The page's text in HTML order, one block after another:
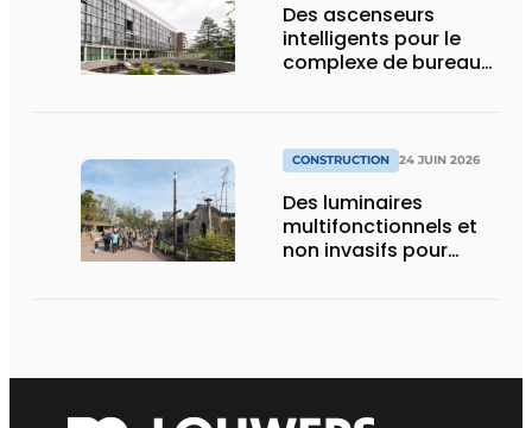
Des ascenseurs
intelligents pour le
complexe de bureaux
CONSTRUCTION 24 JUIN 2026
Des luminaires
multifonctionnels et
non invasifs pour